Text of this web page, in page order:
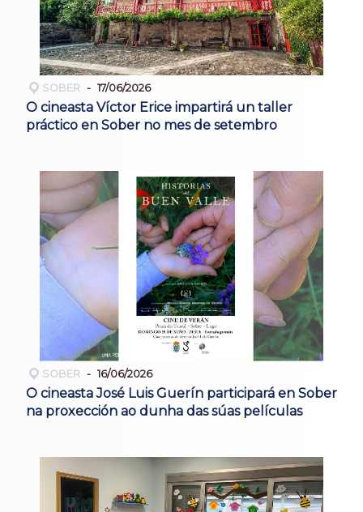
SOBER 17/06/2026
O cineasta Víctor Erice impartirá un taller
práctico en Sober no mes de setembro
SOBER 16/06/2026
O cineasta José Luis Guerín participará en Sober
na proxección ao dunha das súas películas